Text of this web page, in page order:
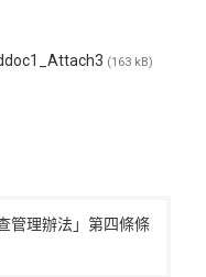
(163 kB)
管理辦法」第四條條